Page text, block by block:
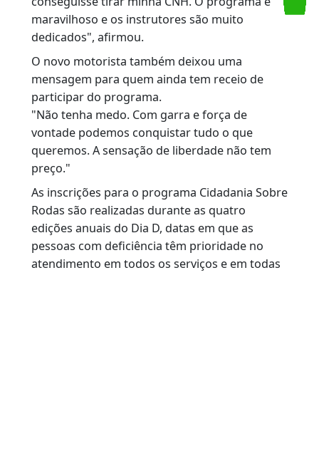
instrutores da Escola Pública de Trânsito (EPT)
do Detran RJ, também no Posto Detran
Outro aprovado foi Thiago Barbosa. Após
sofrer um acidente de mototáxi, há três anos,
ele ficou com sequelas que comprometeram
movimentos do braço direito. Morador da
Maré, Thiago destacou que a gratuidade do
programa foi decisiva para a conquista da
habilitação.
"Ser gratuito foi fundamental para que eu
conseguisse tirar minha CNH. O programa é
maravilhoso e os instrutores são muito